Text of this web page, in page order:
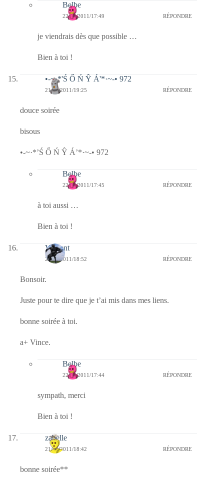
Belbe
22/02/2011/17:49 RÉPONDRE
je viendrais dès que possible …
Bien à toi !
•-~·*'Ś Ő Ń Ŷ Á'*·~-• 972
21/02/2011/19:25 RÉPONDRE
douce soirée
bisous
•-~·*’Ś Ő Ń Ŷ Á’*·~-• 972
Belbe
22/02/2011/17:45 RÉPONDRE
à toi aussi …
Bien à toi !
Vincent
21/02/2011/18:52 RÉPONDRE
Bonsoir.
Juste pour te dire que je t’ai mis dans mes liens.
bonne soirée à toi.
a+ Vince.
Belbe
22/02/2011/17:44 RÉPONDRE
sympath, merci
Bien à toi !
zabelle
21/02/2011/18:42 RÉPONDRE
bonne soirée**